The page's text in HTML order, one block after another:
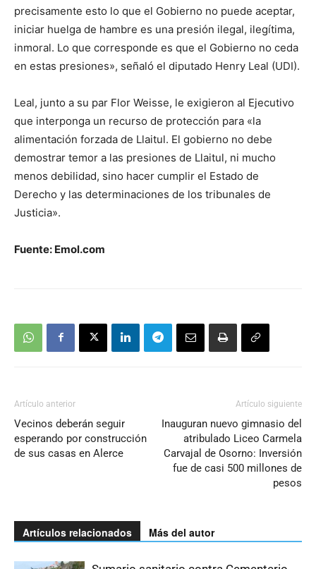
precisamente esto lo que el Gobierno no puede aceptar,
iniciar huelga de hambre es una presión ilegal, ilegítima,
inmoral. Lo que corresponde es que el Gobierno no ceda
en estas presiones», señaló el diputado Henry Leal (UDI).
Leal, junto a su par Flor Weisse, le exigieron al Ejecutivo
que interponga un recurso de protección para «la
alimentación forzada de Llaitul. El gobierno no debe
demostrar temor a las presiones de Llaitul, ni mucho
menos debilidad, sino hacer cumplir el Estado de
Derecho y las determinaciones de los tribunales de
Justicia».
Fuente: Emol.com
Artículo anterior
Vecinos deberán seguir
esperando por construcción
de sus casas en Alerce
Artículo siguiente
Inauguran nuevo gimnasio del
atribulado Liceo Carmela
Carvajal de Osorno: Inversión
fue de casi 500 millones de
pesos
Artículos relacionados Más del autor